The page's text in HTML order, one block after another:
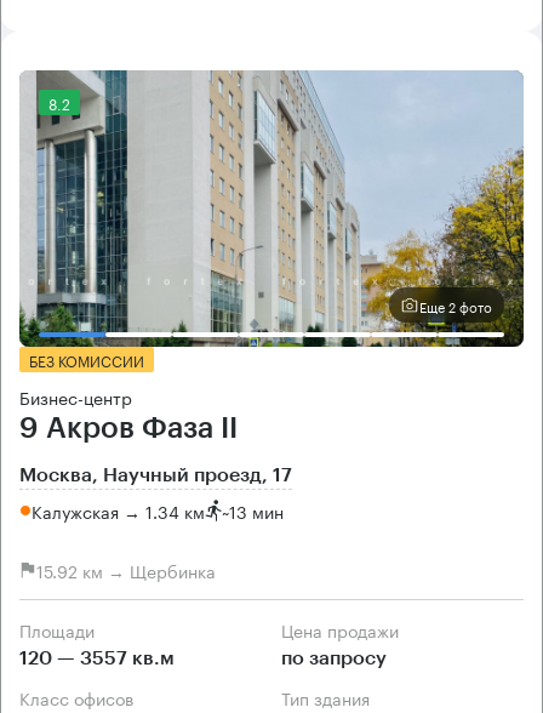
8.2
Еще 2 фото
БЕЗ КОМИССИИ
Бизнес-центр
9 Акров Фаза II
Москва, Научный проезд, 17
Калужская → 1.34 км ~13 мин
15.92 км → Щербинка
Площади
120 — 3557 кв.м
Цена продажи
по запросу
Класс офисов Тип здания